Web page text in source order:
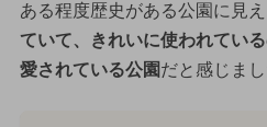
ある程度歴史がある公園に見え
ていて、きれいに使われてい
愛されている公園だと感じまし